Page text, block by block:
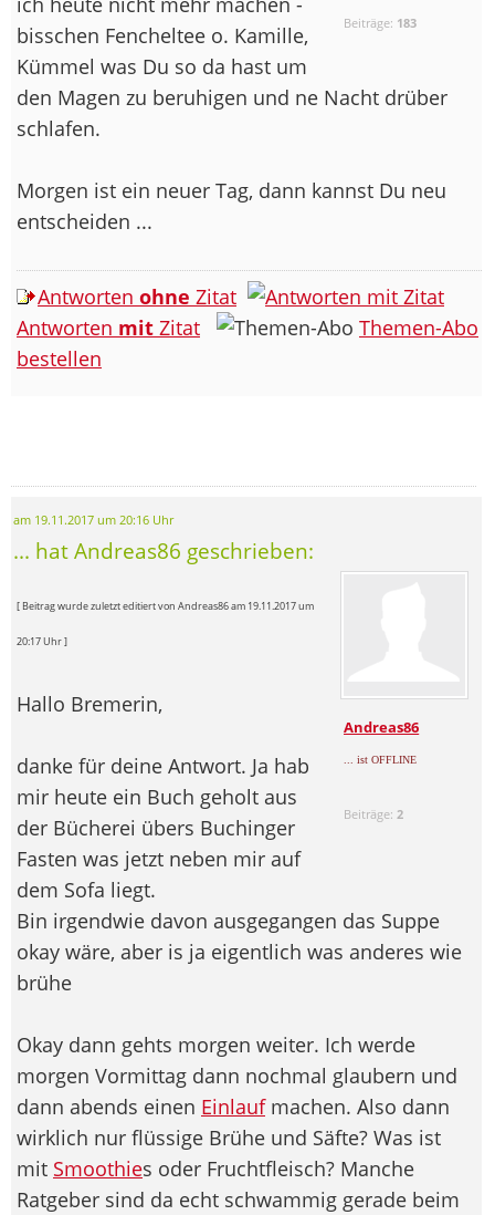
Beiträge: 183
bisschen Fencheltee o. Kamille,
Kümmel was Du so da hast um
den Magen zu beruhigen und ne Nacht drüber
schlafen.
Morgen ist ein neuer Tag, dann kannst Du neu
entscheiden ...
Antworten ohne Zitat
Antworten mit Zitat
Themen-Abo
bestellen
am 19.11.2017 um 20:16 Uhr
... hat Andreas86 geschrieben:
Andreas86
... ist OFFLINE
Beiträge: 2
[ Beitrag wurde zuletzt editiert von Andreas86 am 19.11.2017 um
20:17 Uhr ]
Hallo Bremerin,
danke für deine Antwort. Ja hab
mir heute ein Buch geholt aus
der Bücherei übers Buchinger
Fasten was jetzt neben mir auf
dem Sofa liegt.
Bin irgendwie davon ausgegangen das Suppe
okay wäre, aber is ja eigentlich was anderes wie
brühe
Okay dann gehts morgen weiter. Ich werde
morgen Vormittag dann nochmal glaubern und
dann abends einen Einlaufmachen. Also dann
wirklich nur flüssige Brühe und Säfte? Was ist
mit Smoothies oder Fruchtfleisch? Manche
Ratgeber sind da echt schwammig gerade beim